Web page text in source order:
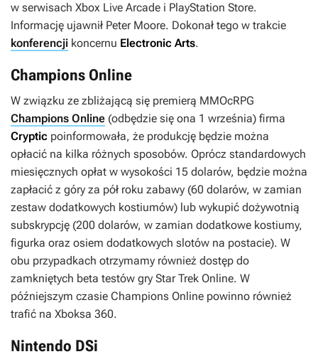
w serwisach Xbox Live Arcade i PlayStation Store.
Informację ujawnił Peter Moore. Dokonał tego w trakcie
konferencji koncernu Electronic Arts.
Champions Online
W związku ze zbliżającą się premierą MMOcRPG
Champions Online (odbędzie się ona 1 września) firma
Cryptic poinformowała, że produkcję będzie można
opłacić na kilka różnych sposobów. Oprócz standardowych
miesięcznych opłat w wysokości 15 dolarów, będzie można
zapłacić z góry za pół roku zabawy (60 dolarów, w zamian
zestaw dodatkowych kostiumów) lub wykupić dożywotnią
subskrypcję (200 dolarów, w zamian dodatkowe kostiumy,
figurka oraz osiem dodatkowych slotów na postacie). W
obu przypadkach otrzymamy również dostęp do
zamkniętych beta testów gry Star Trek Online. W
późniejszym czasie Champions Online powinno również
trafić na Xboksa 360.
Nintendo DSi